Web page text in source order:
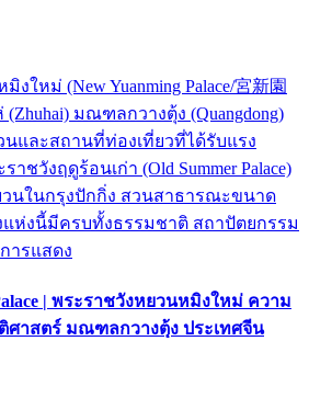
ใหม่ (New Yuanming Palace/宮新園
(Zhuhai) มณฑลกวางตุ้ง (Quangdong)
นและสถานที่ท่องเที่ยวที่ได้รับแรง
ชวังฤดูร้อนเก่า (Old Summer Palace)
นในกรุงปักกิ่ง สวนสาธารณะขนาด
แห่งนี้มีครบทั้งธรรมชาติ สถาปัตยกรรม
ารแสดง
| พระราชวังหยวนหมิงใหม่ ความ
ศาสตร์ มณฑลกวางตุ้ง ประเทศจีน